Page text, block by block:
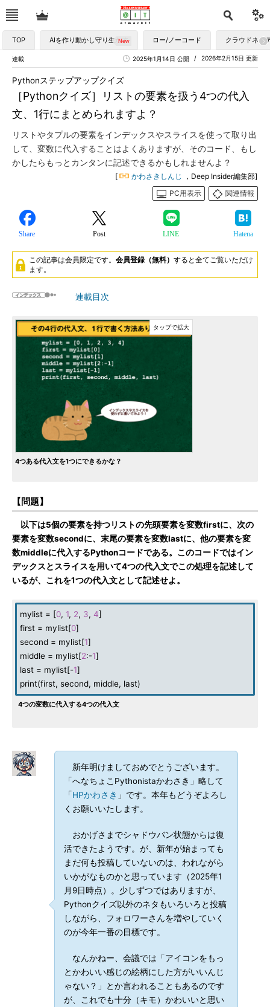
TOP AIを作り動かし守り生かす ロー/ノーコード クラウドネイ
連載 2026年2月15日 更新
2025年1月14日 公開
［Pythonクイズ］リストの要素を扱う4つの代入
文、1行にまとめられますよ？
Pythonステップアップクイズ
リストやタプルの要素をインデックスやスライスを使って取り出
して、変数に代入することはよくありますが、そのコード、もし
かしたらもっとカンタンに記述できるかもしれませんよ？
[ かわさきしんじ
，Deep Insider編集部]
PC用表示
関連情報
Share Post LINE Hatena
この記事は会員限定です。 会員登録（無料） すると全てご覧いただけ
ます。
連載目次
4つある代入文を1つにできるかな？
【問題】
以下は5個の要素を持つリストの先頭要素を変数firstに、次の
要素を変数secondに、末尾の要素を変数lastに、他の要素を変
数middleに代入するPythonコードである。このコードではイン
デックスとスライスを用いて4つの代入文でこの処理を記述して
いるが、これを1つの代入文として記述せよ。
mylist = [0, 1, 2, 3, 4]
first = mylist[0]
second = mylist[1]
middle = mylist[2:-1]
last = mylist[-1]
print(first, second, middle, last)
4つの変数に代入する4つの代入文
新年明けましておめでとうございます。
「へなちょこPythonistaかわさき」略して
「HPかわさき 」です。本年もどうぞよろし
くお願いいたします。
おかげさまでシャドウバン状態からは復
活できたようです。が、新年が始まっても
まだ何も投稿していないのは、われながら
いかがなものかと思っています（2025年1
月9日時点）。少しずつではありますが、
Pythonクイズ以外のネタもいろいろと投稿
しながら、フォロワーさんを増やしていく
のが今年一番の目標です。
なんかねー、会議では「アイコンをもっ
とかわいい感じの絵柄にした方がいいんじ
ゃない？」とか言われることもあるのです
が、これでも十分（キモ）かわいいと思い